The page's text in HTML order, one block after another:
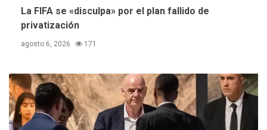
La FIFA se «disculpa» por el plan fallido de
privatización
agosto 6, 2026 171